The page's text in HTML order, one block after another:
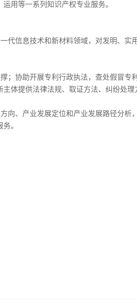
用等一系列知识产权专业服务。
信息技术和新材料领域，对发明、实
协助开展专利行政执法，查处假冒专
体提供法律法规、取证方法、纠纷处理
、产业发展定位和产业发展路径分析
。